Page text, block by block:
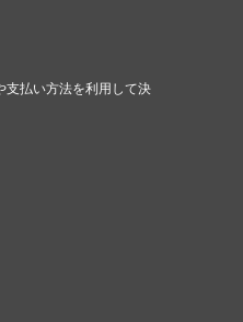
払い方法を利用して決